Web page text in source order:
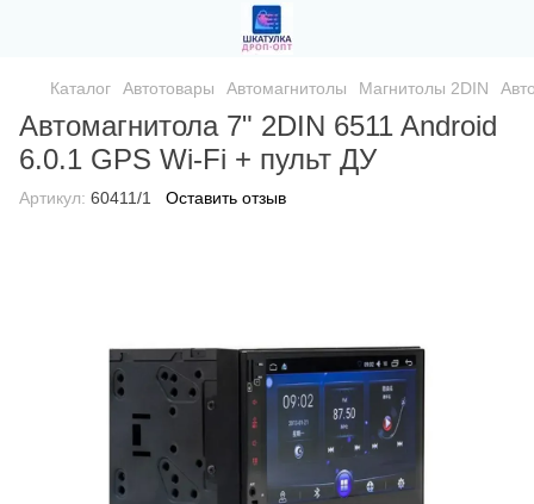
Каталог Автотовары Автомагнитолы Магнитолы 2DIN
Автомагнитола 7" 2DIN 6511 Android
6.0.1 GPS Wi-Fi + пульт ДУ
Артикул: 60411/1 Оставить отзыв